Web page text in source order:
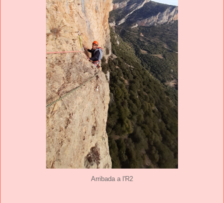
Arribada a l'R2